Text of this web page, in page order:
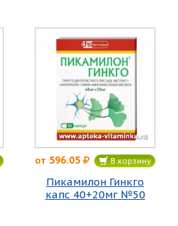
от 596.05 В корзину
Пикамилон Гинкго
капс 40+20мг №50